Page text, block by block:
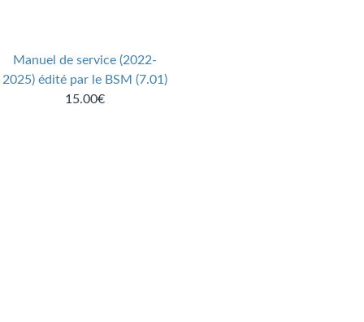
Manuel de service (2022-
2025) édité par le BSM (7.01)
15.00€